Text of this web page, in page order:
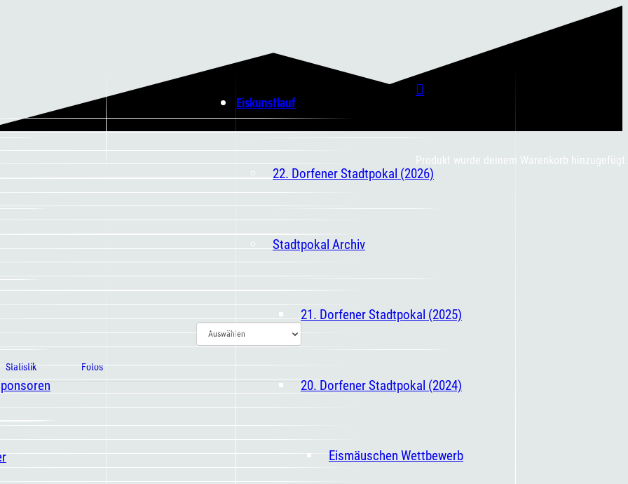
Eiskunstlauf
22. Dorfener Stadtpokal (2026)
Stadtpokal Archiv
21. Dorfener Stadtpokal (2025)
20. Dorfener Stadtpokal (2024)
Eismäuschen Wettbewerb
Produkt wurde deinem Warenkorb hinzugefügt.
Statistik Fotos